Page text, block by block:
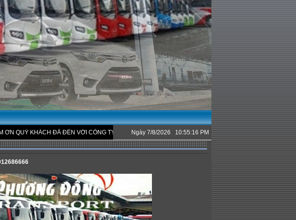
ĐÃ ĐẾN VỚI CÔNG TY CHÚNG TÔI. Ngày 7/8/2026 10:55:16 PM